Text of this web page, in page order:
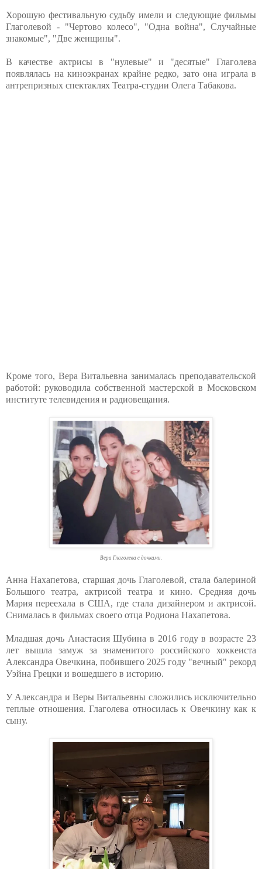
Хорошую фестивальную судьбу имели и следующие фильмы
Глаголевой - "Чертово колесо", "Одна война", Случайные
знакомые", "Две женщины".
В качестве актрисы в "нулевые" и "десятые" Глаголева
появлялась на киноэкранах крайне редко, зато она играла в
антрепризных спектаклях Театра-студии Олега Табакова.
Кроме того, Вера Витальевна занималась преподавательской
работой: руководила собственной мастерской в Московском
институте телевидения и радиовещания.
Вера Глаголева с дочками.
Анна Нахапетова, старшая дочь Глаголевой, стала балериной
Большого театра, актрисой театра и кино. Средняя дочь
Мария переехала в США, где стала дизайнером и актрисой.
Снималась в фильмах своего отца Родиона Нахапетова.
Младшая дочь Анастасия Шубина в 2016 году в возрасте 23
лет вышла замуж за знаменитого российского хоккеиста
Александра Овечкина, побившего 2025 году "вечный" рекорд
Уэйна Грецки и вошедшего в историю.
У Александра и Веры Витальевны сложились исключительно
теплые отношения. Глаголева относилась к Овечкину как к
сыну.